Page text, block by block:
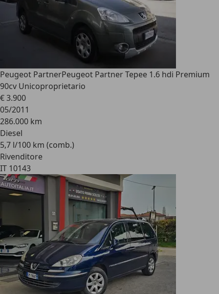
Peugeot PartnerPeugeot Partner Tepee 1.6 hdi Premium
90cv Unicoproprietario
€ 3.900
05/2011
286.000 km
Diesel
5,7 l/100 km (comb.)
Rivenditore
IT 10143